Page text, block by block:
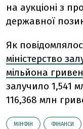
на аукціоні з
державної
Як
міністерство
мільйона
залучило 1,541
116,368 млн
МІНФІН ФІНАНСИ